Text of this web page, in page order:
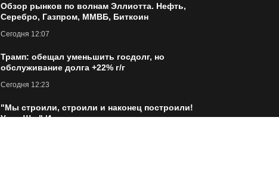
Обзор рынков по волнам Эллиотта. Нефть,
Серебро, Газпром, ММВБ, Биткоин
Сегодня 12:07
Трамп: обещал уменьшить госдолг, но
обслуживание долга +22% г/г
Сегодня 12:23
"Мы строили, строили и наконец построили!
Ура...!!!..." История повторяется лишь в самом